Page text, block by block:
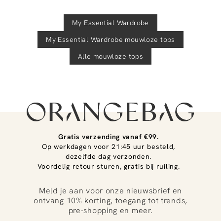
My Essential Wardrobe
My Essential Wardrobe mouwloze tops
Alle mouwloze tops
Gratis verzending vanaf €99.
Op werkdagen voor 21:45 uur besteld,
dezelfde dag verzonden.
Voordelig retour sturen, gratis bij ruiling.
Meld je aan voor onze nieuwsbrief en
ontvang 10% korting, toegang tot trends,
pre-shopping en meer.